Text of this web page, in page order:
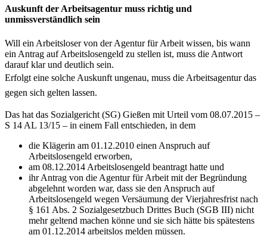
Auskunft der Arbeitsagentur muss richtig und
unmissverständlich sein
Will ein Arbeitsloser von der Agentur für Arbeit wissen, bis wann
ein Antrag auf Arbeitslosengeld zu stellen ist, muss die Antwort
darauf klar und deutlich sein.
Erfolgt eine solche Auskunft ungenau, muss die Arbeitsagentur das
gegen sich gelten lassen.
Das hat das Sozialgericht (SG) Gießen mit Urteil vom 08.07.2015 –
S 14 AL 13/15 – in einem Fall entschieden, in dem
die Klägerin am 01.12.2010 einen Anspruch auf
Arbeitslosengeld erworben,
am 08.12.2014 Arbeitslosengeld beantragt hatte und
ihr Antrag von die Agentur für Arbeit mit der Begründung
abgelehnt worden war, dass sie den Anspruch auf
Arbeitslosengeld wegen Versäumung der Vierjahresfrist nach
§ 161 Abs. 2 Sozialgesetzbuch Drittes Buch (SGB III) nicht
mehr geltend machen könne und sie sich hätte bis spätestens
am 01.12.2014 arbeitslos melden müssen.